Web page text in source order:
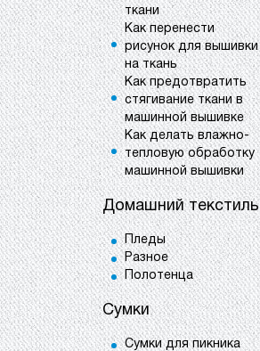
ткани
Как перенести
рисунок для вышивки
на ткань
Как предотвратить
стягивание ткани в
машинной вышивке
Как делать влажно-
тепловую обработку
машинной вышивки
Домашний текстиль
Пледы
Разное
Полотенца
Сумки
Сумки для пикника